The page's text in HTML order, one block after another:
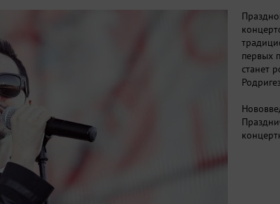
первых
станет